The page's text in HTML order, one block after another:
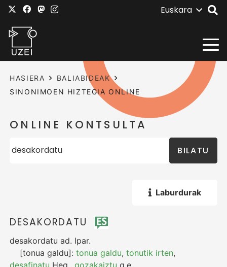
Euskara
HASIERA
BALIABIDEAK
SINONIMOEN HIZTEGIA ONLINE
ONLINE KONTSULTA
BILATU
Laburdurak
DESAKORDATU
desakordatu ad. Ipar.
[tonua galdu]:tonua galdu,tonutik irten,
desafinatu Heg.,gozakaiztu g.e.